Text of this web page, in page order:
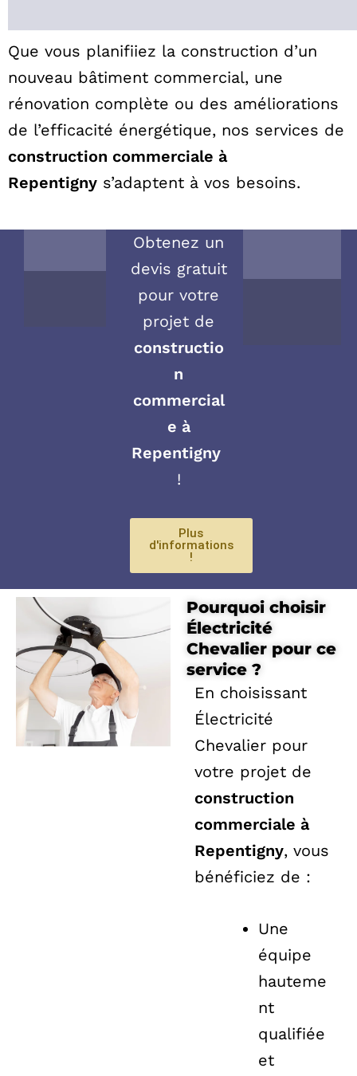
Que vous planifiiez la construction d’un
nouveau bâtiment commercial, une
rénovation complète ou des améliorations
de l’efficacité énergétique, nos services de
construction commerciale à
Repentigny s’adaptent à vos besoins.
Obtenez un
devis gratuit
pour votre
projet de
constructio
n
commercial
e à
Repentigny
!
Plus
d'informations
!
Pourquoi choisir
Électricité
Chevalier pour ce
service ?
En choisissant
Électricité
Chevalier pour
votre projet de
construction
commerciale à
Repentigny, vous
bénéficiez de :
Une
équipe
hauteme
nt
qualifiée
et